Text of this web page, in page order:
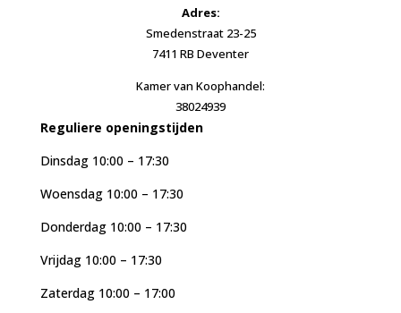
Adres:
Smedenstraat 23-25
7411 RB Deventer
Kamer van Koophandel:
38024939
Reguliere openingstijden
Dinsdag 10:00 – 17:30
Woensdag 10:00 – 17:30
Donderdag 10:00 – 17:30
Vrijdag 10:00 – 17:30
Zaterdag 10:00 – 17:00